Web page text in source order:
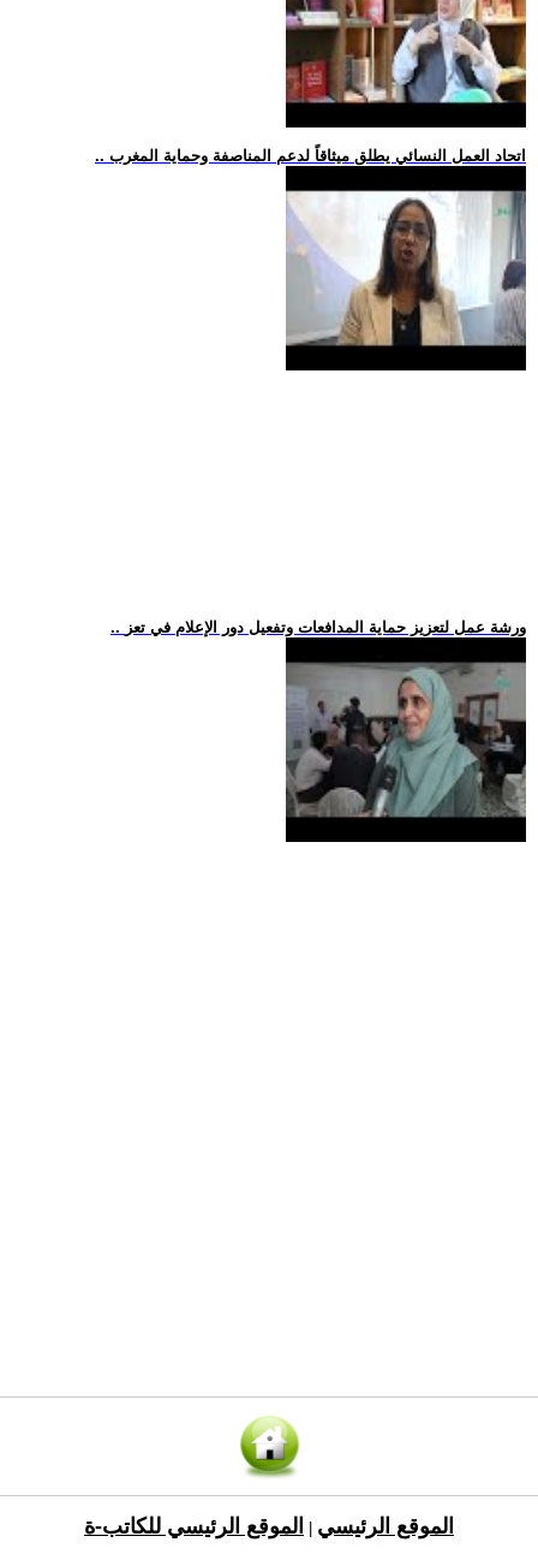
.. اتحاد العمل النسائي يطلق ميثاقاً لدعم المناصفة وحماية المغرب
.. ورشة عمل لتعزيز حماية المدافعات وتفعيل دور الإعلام في تعز
الموقع الرئيسي الموقع الرئيسي للكاتب-ة